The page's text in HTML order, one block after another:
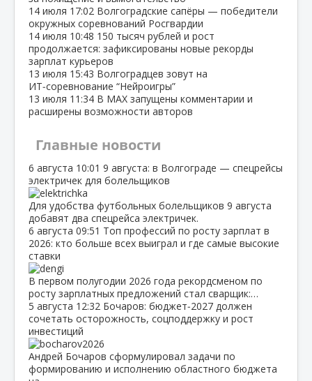
14 июля 17:02 Волгоградские сапёры — победители
окружных соревнований Росгвардии
14 июля 10:48 150 тысяч рублей и рост
продолжается: зафиксированы новые рекорды
зарплат курьеров
13 июля 15:43 Волгоградцев зовут на
ИТ‑соревнование “Нейроигры”
13 июля 11:34 В МАХ запущены комментарии и
расширены возможности авторов
Главные новости
6 августа 10:01 9 августа: в Волгограде — спецрейсы
электричек для болельщиков
Для удобства футбольных болельщиков 9 августа
добавят два спецрейса электричек.
6 августа 09:51 Топ профессий по росту зарплат в
2026: кто больше всех выиграл и где самые высокие
ставки
В первом полугодии 2026 года рекордсменом по
росту зарплатных предложений стал сварщик:…
5 августа 12:32 Бочаров: бюджет‑2027 должен
сочетать осторожность, соцподдержку и рост
инвестиций
Андрей Бочаров сформулировал задачи по
формированию и исполнению областного бюджета